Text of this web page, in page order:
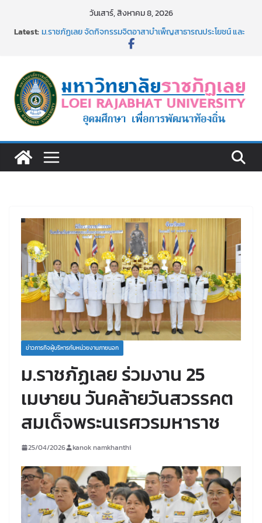
วันเสาร์, สิงหาคม 8, 2026
Latest:ม.ราชภัฏเลย จัดกิจกรรมจิตอาสาบำเพ็ญสาธารณประโยชน์ และ
เงินรายได้
ม.ราชภัฏเลย จัดมหกรรมวิชาการ เปิดบ้าน LRU ครั้งที่ 4 เปิดให้
นักเรียนมัธยมปลายค้นหาสาขาวิชาในฝัน สู่อนาคตที่ใช่
อธิการบดี มรภ.เลย ร่วมประชุมชี้แจงกับคณะอนุกรรมาธิการ
ประจำปีงบประมาณ พ.ศ. 2570
๑,๙๗๒ ชุด โดยวิธีเฉพาะเจาะจง
ข่าวภารกิจผู้บริหารกับหน่วยงานภายนอก
ม.ราชภัฏเลย ร่วมงาน 25
เมษายน วันคล้ายวันสวรรคต
สมเด็จพระนเรศวรมหาราช
25/04/2026 kanok namkhanthi